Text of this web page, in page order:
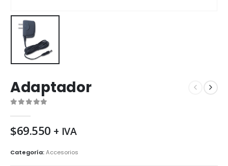
Adaptador
$69.550 + IVA
Categoría:Accesorios